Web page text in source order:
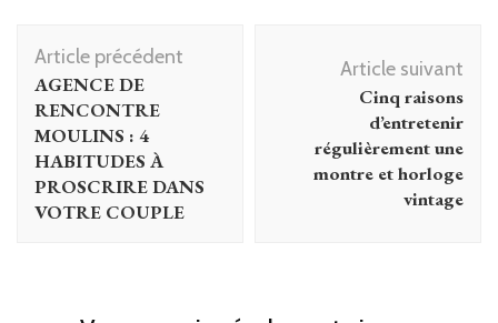
Navigation
d'article
Article précédent
AGENCE DE
RENCONTRE
MOULINS : 4
HABITUDES À
PROSCRIRE DANS
VOTRE COUPLE
Article suivant
Cinq raisons
d’entretenir
régulièrement une
montre et horloge
vintage